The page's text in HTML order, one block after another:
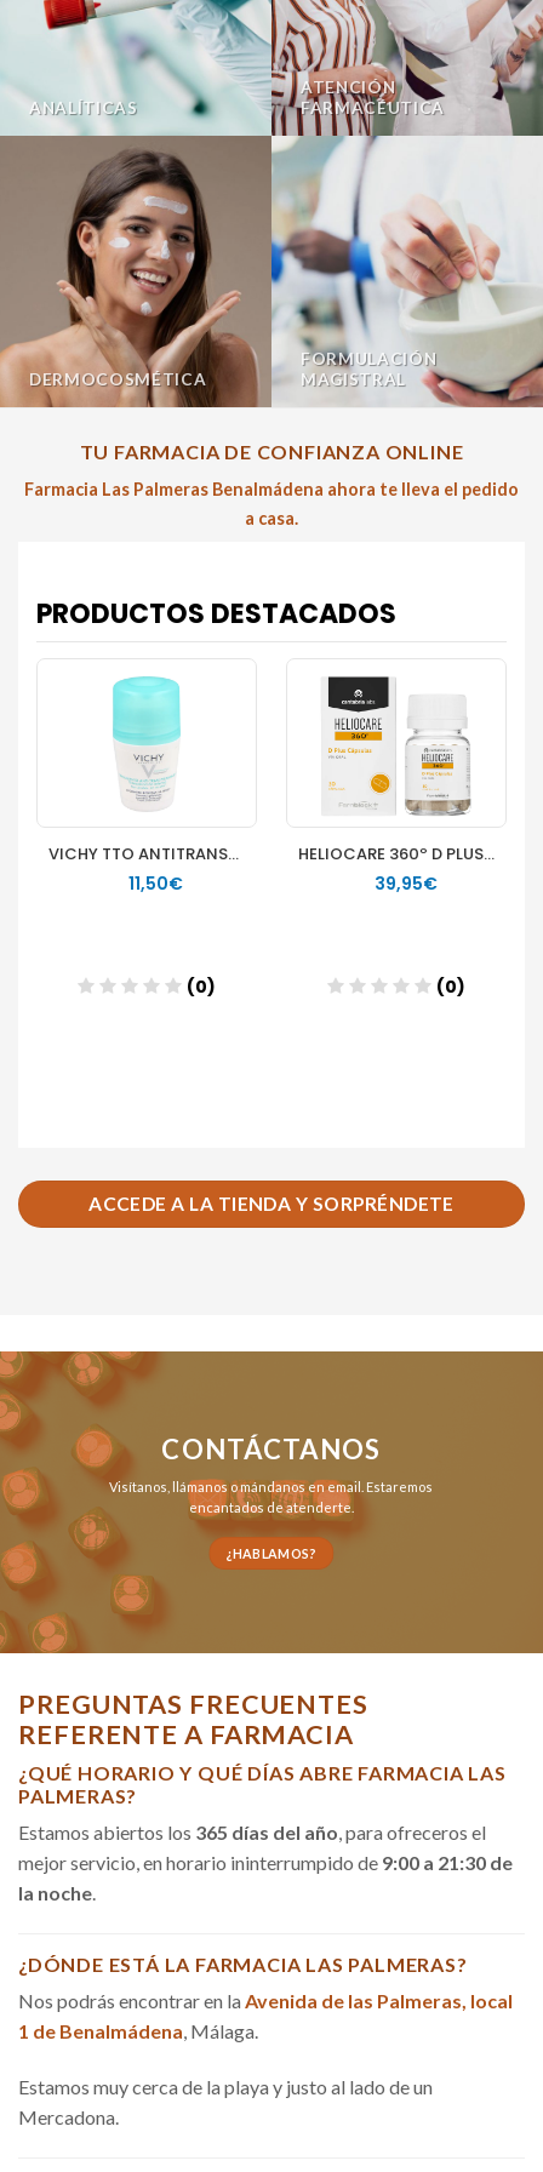
ANALÍTICAS
ATENCIÓN
FARMACÉUTICA
DERMOCOSMÉTICA
FORMULACIÓN
MAGISTRAL
TU FARMACIA DE CONFIANZA ONLINE
Farmacia Las Palmeras Benalmádena ahora te lleva el pedido
a casa.
ACCEDE A LA TIENDA Y SORPRÉNDETE
CONTÁCTANOS
Visítanos, llámanosomándanos en email . Estaremos
encantados de atenderte.
¿HABLAMOS?
PREGUNTAS FRECUENTES
REFERENTE A FARMACIA
¿QUÉ HORARIO Y QUÉ DÍAS ABRE FARMACIA LAS
PALMERAS?
Estamos abiertos los 365 días del año, para ofreceros el
mejor servicio, en horario ininterrumpido de 9:00 a 21:30 de
la noche.
¿DÓNDE ESTÁ LA FARMACIA LAS PALMERAS?
Nos podrás encontrar en la Avenida de las Palmeras, local
1 de Benalmádena, Málaga.
Estamos muy cerca de la playa y justo al lado de un
Mercadona.